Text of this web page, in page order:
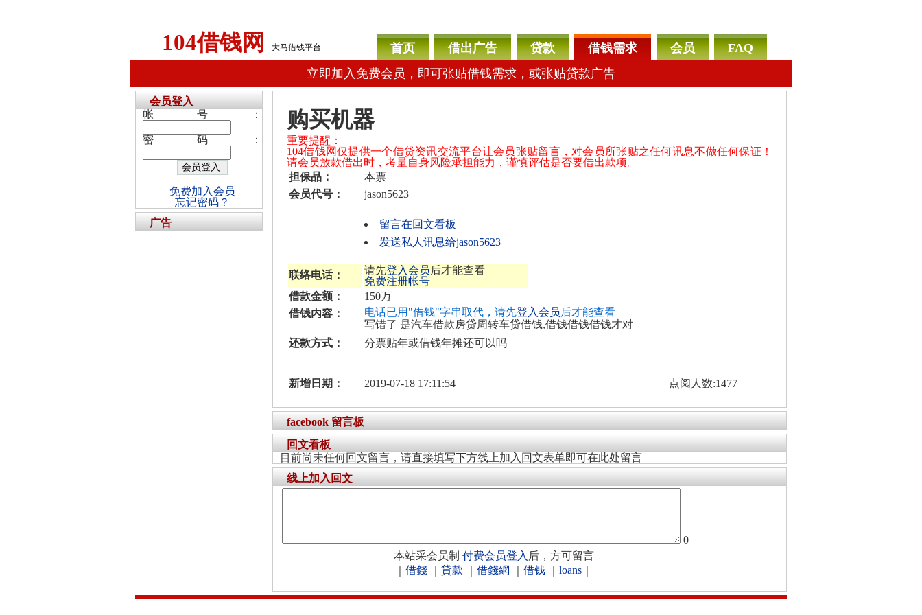
104借钱网 大马借钱平台 首页 借出广告 贷款 借钱需求 会员
FAQ
立即加入免费会员，即可张贴借钱需求，或张贴贷款广告
购买机器
重要提醒：
104借钱网仅提供一个借贷资讯交流平台让会员张贴留言，对会员所张贴之任何讯息不做任何保证！
请会员放款借出时，考量自身风险承担能力，谨慎评估是否要借出款项。
担保品：
本票
会员代号：
jason5623
留言在回文看板
发送私人讯息给jason5623
联络电话： 请先登入会员后才能查看
免费注册帐号
借款金额：
150万
借钱内容：
电话已用"借钱"字串取代，请先登入会员后才能查看
写错了 是汽车借款房贷周转车贷借钱,借钱借钱借钱才对
还款方式：
分票贴年或借钱年摊还可以吗
新增日期： 2019-07-18 17:11:54 点阅人数:1477
facebook 留言板
回文看板
目前尚未任何回文留言，请直接填写下方线上加入回文表单即可在此处留言
线上加入回文
0
本站采会员制 付费会员登入 后，方可留言
借錢 貸款 借錢網 借钱 loans
会员登入
帐号：
密码：
免费加入会员
忘记密码？
广告